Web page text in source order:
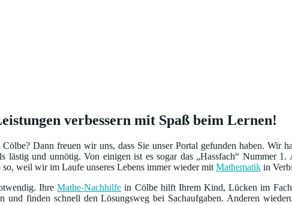
verbessern mit Spaß beim Lernen!
Dann freuen wir uns, dass Sie unser Portal gefunden haben. Wir
lästig und unnötig. Von einigen ist es sogar das „Hassfach“ Nummer
weil wir im Laufe unseres Lebens immer wieder mit Mathematik in
IhreMathe-Nachhilfe in Cölbe hilft Ihrem Kind, Lücken im Fach
und finden schnell den Lösungsweg bei Sachaufgaben. Anderen